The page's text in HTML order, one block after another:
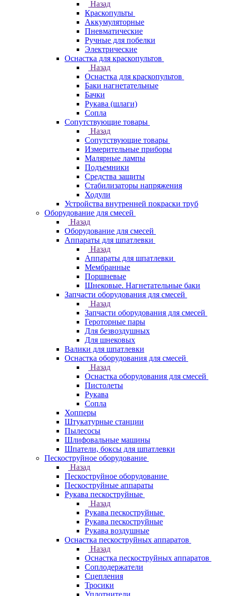
Назад
Краскопульты
Аккумуляторные
Пневматические
Ручные для побелки
Электрические
Оснастка для краскопультов
Назад
Оснастка для краскопультов
Баки нагнетательные
Бачки
Рукава (шлаги)
Сопла
Сопутствующие товары
Назад
Сопутствующие товары
Измерительные приборы
Малярные лампы
Подъемники
Средства защиты
Стабилизаторы напряжения
Ходули
Устройства внутренней покраски труб
Оборудование для смесей
Назад
Оборудование для смесей
Аппараты для шпатлевки
Назад
Аппараты для шпатлевки
Мембранные
Поршневые
Шнековые. Нагнетательные баки
Запчасти оборудования для смесей
Назад
Запчасти оборудования для смесей
Героторные пары
Для безвоздушных
Для шнековых
Валики для шпатлевки
Оснастка оборудования для смесей
Назад
Оснастка оборудования для смесей
Пистолеты
Рукава
Сопла
Хопперы
Штукатурные станции
Пылесосы
Шлифовальные машины
Шпатели, боксы для шпатлевки
Пескоструйное оборудование
Назад
Пескоструйное оборудование
Пескоструйные аппараты
Рукава пескоструйные
Назад
Рукава пескоструйные
Рукава пескоструйные
Рукава воздушные
Оснастка пескоструйных аппаратов
Назад
Оснастка пескоструйных аппаратов
Соплодержатели
Сцепления
Тросики
Уплотнители